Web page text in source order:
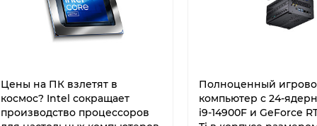
Цены на ПК взлетят в
космос? Intel сокращает
производство процессоров
Полноценный
компьютер с 24-
i9-14900F и GeForce